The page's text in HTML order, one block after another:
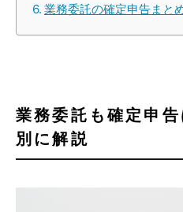
業務委託の確定申告まと
業務委託も確定申
別に解説